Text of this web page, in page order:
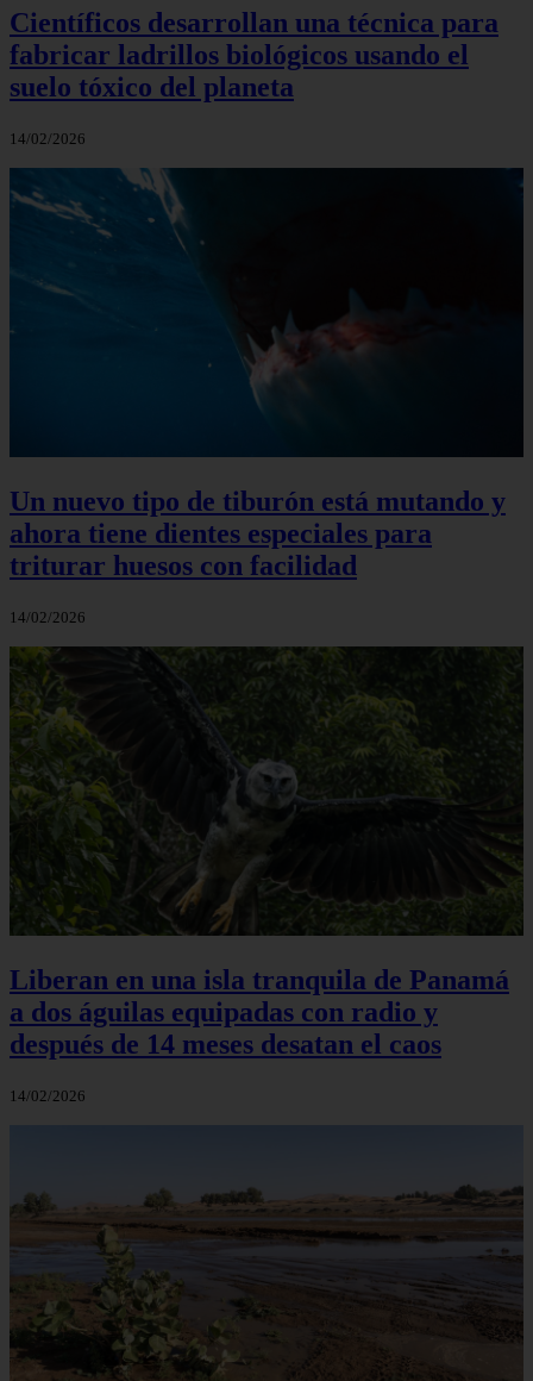
Científicos desarrollan una técnica para
fabricar ladrillos biológicos usando el
suelo tóxico del planeta
14/02/2026
Un nuevo tipo de tiburón está mutando y
ahora tiene dientes especiales para
triturar huesos con facilidad
14/02/2026
Liberan en una isla tranquila de Panamá
a dos águilas equipadas con radio y
después de 14 meses desatan el caos
14/02/2026